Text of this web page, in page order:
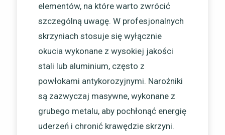
elementów, na które warto zwrócić
szczególną uwagę. W profesjonalnych
skrzyniach stosuje się wyłącznie
okucia wykonane z wysokiej jakości
stali lub aluminium, często z
powłokami antykorozyjnymi. Narożniki
są zazwyczaj masywne, wykonane z
grubego metalu, aby pochłonąć energię
uderzeń i chronić krawędzie skrzyni.